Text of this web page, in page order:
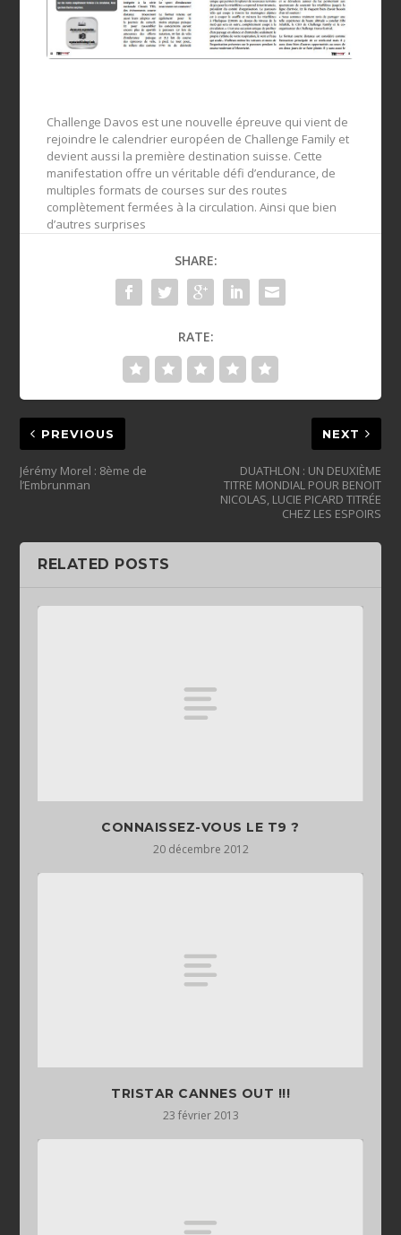
Challenge Davos est une nouvelle épreuve qui vient de
rejoindre le calendrier européen de Challenge Family et
devient aussi la première destination suisse. Cette
manifestation offre un véritable défi d’endurance, de
multiples formats de courses sur des routes
complètement fermées à la circulation. Ainsi que bien
d’autres surprises
SHARE:
RATE:
PREVIOUS
Jérémy Morel : 8ème de
l’Embrunman
NEXT
DUATHLON : UN DEUXIÈME
TITRE MONDIAL POUR BENOIT
NICOLAS, LUCIE PICARD TITRÉE
CHEZ LES ESPOIRS
RELATED POSTS
CONNAISSEZ-VOUS LE T9 ?
20 décembre 2012
TRISTAR CANNES OUT !!!
23 février 2013